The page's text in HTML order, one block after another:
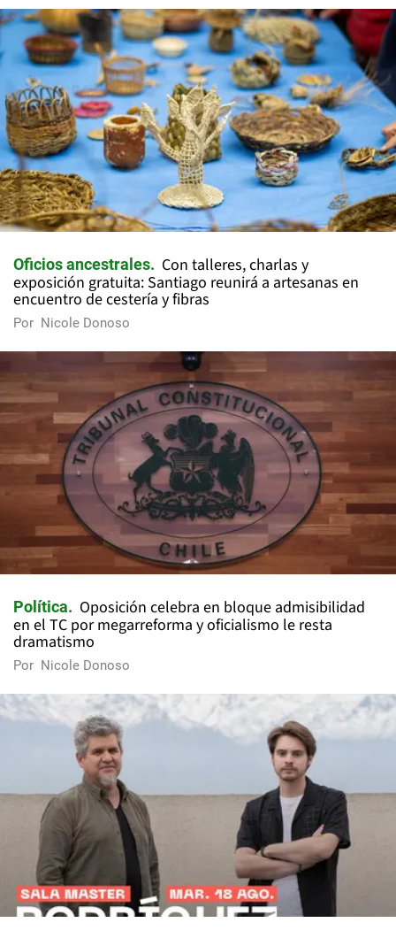
Oficios ancestrales
Con talleres, charlas y
exposición gratuita: Santiago reunirá a artesanas en
encuentro de cestería y fibras
Por Nicole Donoso
Política
Oposición celebra en bloque admisibilidad
en el TC por megarreforma y oficialismo le resta
dramatismo
Por Nicole Donoso